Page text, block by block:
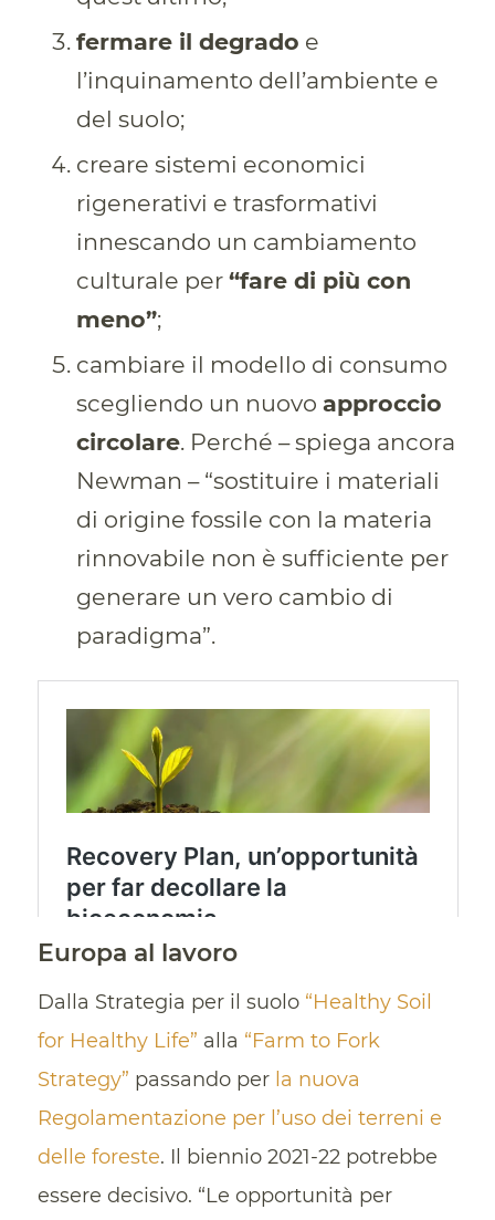
fermare il degrado e
l’inquinamento dell’ambiente e
del suolo;
creare sistemi economici
rigenerativi e trasformativi
innescando un cambiamento
culturale per“fare di più con
meno”;
cambiare il modello di consumo
scegliendo un nuovoapproccio
circolare. Perché – spiega ancora
Newman – “sostituire i materiali
di origine fossile con la materia
rinnovabile non è sufficiente per
generare un vero cambio di
paradigma”.
Europa al lavoro
Dalla Strategia per il suolo “Healthy Soil
for Healthy Life” alla “Farm to Fork
Strategy” passando per la nuova
Regolamentazione per l’uso dei terreni e
delle foreste. Il biennio 2021-22 potrebbe
essere decisivo. “Le opportunità per